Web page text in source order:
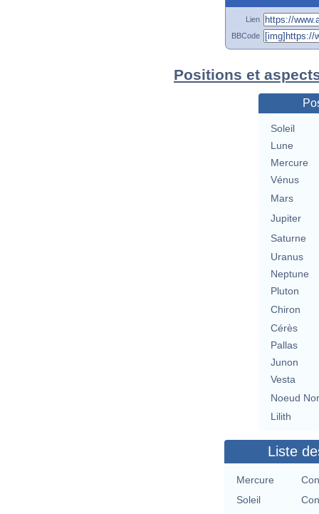
Lien
BBCode
Positions et
Soleil
Lune
Mercure
Vénus
Mars
Jupiter
Saturne
Uranus
Neptune
Pluton
Chiron
Cérès
Pallas
Junon
Vesta
Noeud
Lilith
Liste
Mercure
Soleil